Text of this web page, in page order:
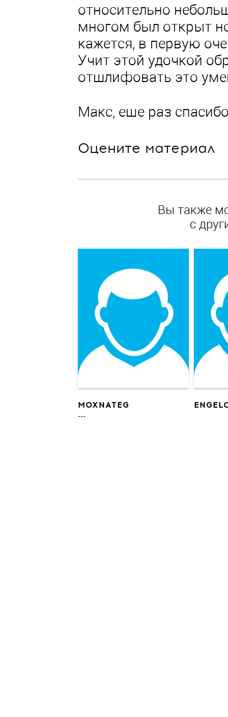
относительно
многом был открыт
кажется, в первую
Учит этой удочкой
отшлифовать это
Макс, еще раз
Оцените материал
Вы также
с
MOXNATEG
---